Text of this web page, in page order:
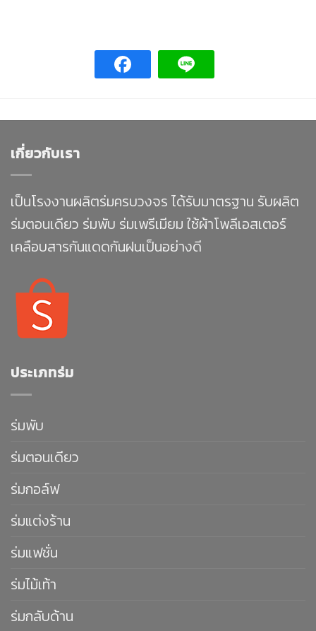
เกี่ยวกับเรา
เป็นโรงงานผลิตร่มครบวงจร ได้รับมาตรฐาน รับผลิต
ร่มตอนเดียว ร่มพับ ร่มเพรีเมียม ใช้ผ้าโพลีเอสเตอร์
เคลือบสารกันแดดกันฝนเป็นอย่างดี
ประเภทร่ม
ร่มพับ
ร่มตอนเดียว
ร่มกอล์ฟ
ร่มแต่งร้าน
ร่มแฟชั่น
ร่มไม้เท้า
ร่มกลับด้าน